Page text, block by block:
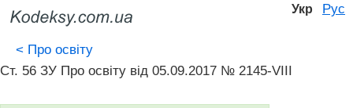
Укр Рус
< Про освіту
Ст. 56 ЗУ Про освіту від 05.09.2017 № 2145-VIII